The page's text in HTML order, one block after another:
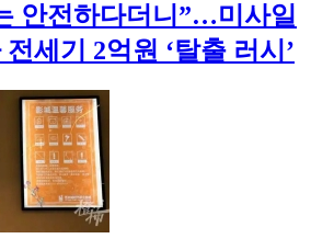
안전하다더니”…미사일
세기 2억원 ‘탈출 러시’